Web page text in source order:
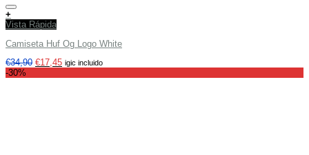
+
Vista Rápida
Camiseta Huf Og Logo White
€34,90 €17,45 igic incluido
-30%